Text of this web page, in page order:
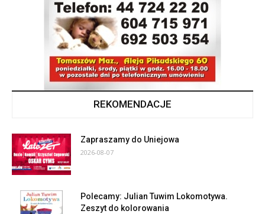
REKOMENDACJE
Zapraszamy do Uniejowa
2026-08-07
Polecamy: Julian Tuwim Lokomotywa.
Zeszyt do kolorowania